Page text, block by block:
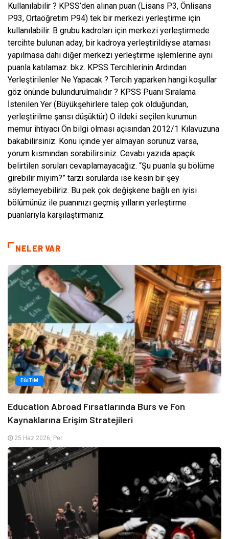
Kullanılabilir ? KPSS’den alınan puan (Lisans P3, Önlisans
P93, Ortaöğretim P94) tek bir merkezi yerleştirme için
kullanılabilir. B grubu kadroları için merkezi yerleştirmede
tercihte bulunan aday, bir kadroya yerleştirildiyse ataması
yapılmasa dahi diğer merkezi yerleştirme işlemlerine aynı
puanla katılamaz. bkz. KPSS Tercihlerinin Ardından
Yerleştirilenler Ne Yapacak ? Tercih yaparken hangi koşullar
göz önünde bulundurulmalıdır ? KPSS Puanı Sıralama
İstenilen Yer (Büyükşehirlere talep çok olduğundan,
yerleştirilme şansı düşüktür) O ildeki seçilen kurumun
memur ihtiyacı Ön bilgi olması açısından 2012/1 Kılavuzuna
bakabilirsiniz. Konu içinde yer almayan sorunuz varsa,
yorum kısmından sorabilirsiniz. Cevabı yazıda apaçık
belirtilen soruları cevaplamayacağız. “Şu puanla şu bölüme
girebilir miyim?” tarzı sorularda ise kesin bir şey
söylemeyebiliriz. Bu pek çok değişkene bağlı en iyisi
bölümünüz ile puanınızı geçmiş yılların yerleştirme
puanlarıyla karşılaştırmanız.
NELER VAR
EĞITIM
Education Abroad Fırsatlarında Burs ve Fon
Kaynaklarına Erişim Stratejileri
25 Haz 2026, Per